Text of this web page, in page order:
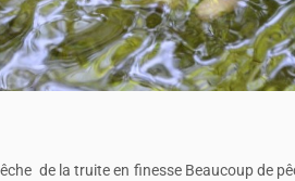
de la truite en finesse Beaucoup de